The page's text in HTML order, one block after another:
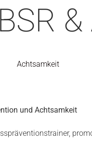
Achtsamkeit
und Achtsamkeit